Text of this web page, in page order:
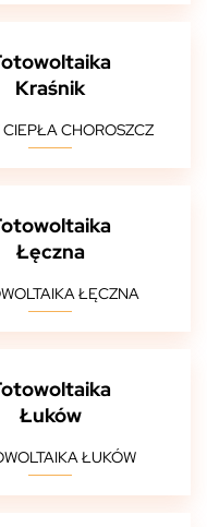
Kraśnik
CIEPŁA CHOROSZCZ
Łęczna
ŁĘCZNA
Łuków
ŁUKÓW